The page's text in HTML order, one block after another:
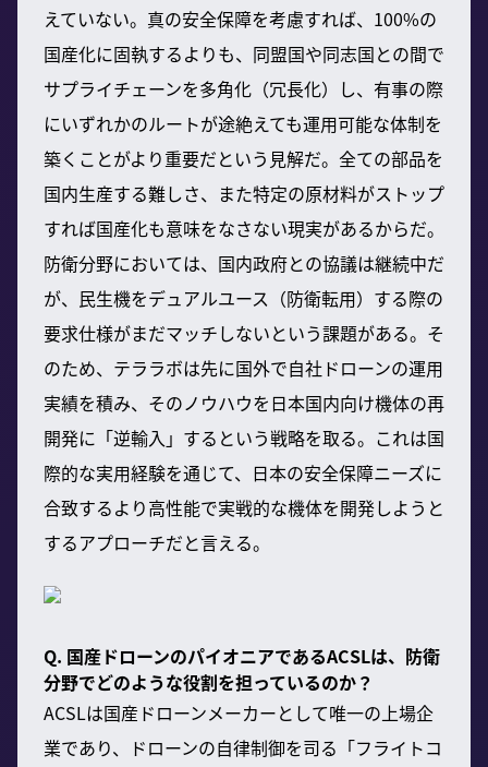
えていない。真の安全保障を考慮すれば、100%の
国産化に固執するよりも、同盟国や同志国との間で
サプライチェーンを多角化（冗長化）し、有事の際
にいずれかのルートが途絶えても運用可能な体制を
築くことがより重要だという見解だ。全ての部品を
国内生産する難しさ、また特定の原材料がストップ
すれば国産化も意味をなさない現実があるからだ。
防衛分野においては、国内政府との協議は継続中だ
が、民生機をデュアルユース（防衛転用）する際の
要求仕様がまだマッチしないという課題がある。そ
のため、テララボは先に国外で自社ドローンの運用
実績を積み、そのノウハウを日本国内向け機体の再
開発に「逆輸入」するという戦略を取る。これは国
際的な実用経験を通じて、日本の安全保障ニーズに
合致するより高性能で実戦的な機体を開発しようと
するアプローチだと言える。
Q. 国産ドローンのパイオニアであるACSLは、防衛
分野でどのような役割を担っているのか？
ACSLは国産ドローンメーカーとして唯一の上場企
業であり、ドローンの自律制御を司る「フライトコ